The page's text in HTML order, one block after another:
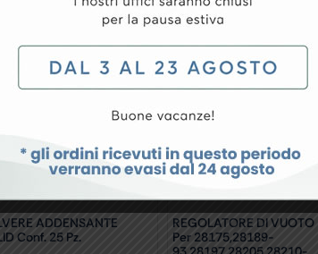
25 pz.
ADDENSANTE
Conf. 25 Pz.
REGOLATORE DI VUOTO
Per 28175,28189-